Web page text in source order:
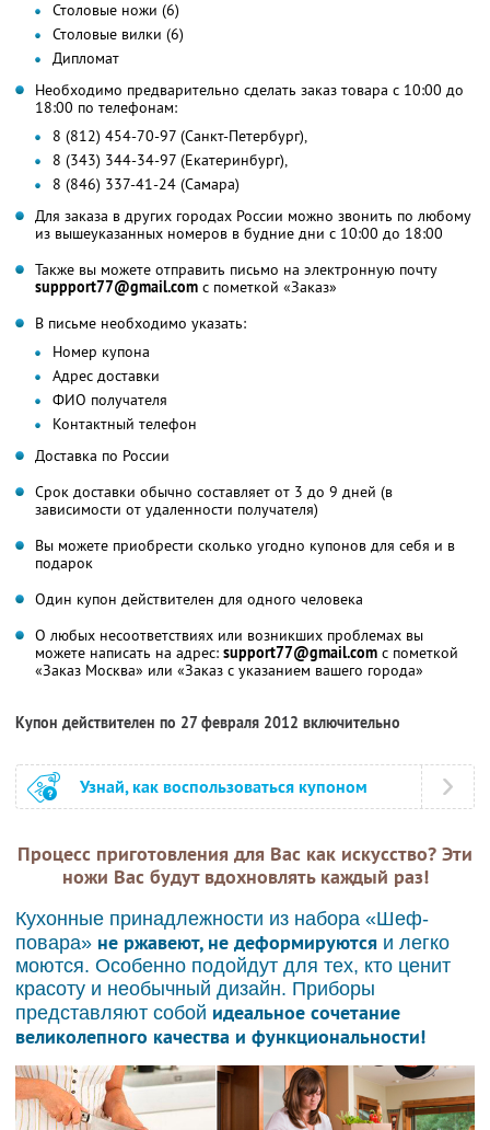
Столовые ножи (6)
Столовые вилки (6)
Дипломат
Необходимо предварительно сделать заказ товара с 10:00 до
18:00 по телефонам:
8 (812) 454-70-97 (Санкт-Петербург),
8 (343) 344-34-97 (Екатеринбург),
8 (846) 337-41-24 (Самара)
Для заказа в других городах России можно звонить по любому
из вышеуказанных номеров в будние дни с 10:00 до 18:00
Также вы можете отправить письмо на электронную почту
suppport77@gmail.com с пометкой «Заказ»
В письме необходимо указать:
Номер купона
Адрес доставки
ФИО получателя
Контактный телефон
Доставка по России
Срок доставки обычно составляет от 3 до 9 дней (в
зависимости от удаленности получателя)
Вы можете приобрести сколько угодно купонов для себя и в
подарок
Один купон действителен для одного человека
О любых несоответствиях или возникших проблемах вы
можете написать на адрес: support77@gmail.com с пометкой
«Заказ Москва» или «Заказ с указанием вашего города»
Купон действителен по 27 февраля 2012 включительно
Узнай, как воспользоваться купоном
Процесс приготовления для Вас как искусство? Эти
ножи Вас будут вдохновлять каждый раз!
Кухонные принадлежности из набора «Шеф-
повара» не ржавеют, не деформируются и легко
моются. Особенно подойдут для тех, кто ценит
красоту и необычный дизайн. Приборы
представляют собой идеальное сочетание
великолепного качества и функциональности!